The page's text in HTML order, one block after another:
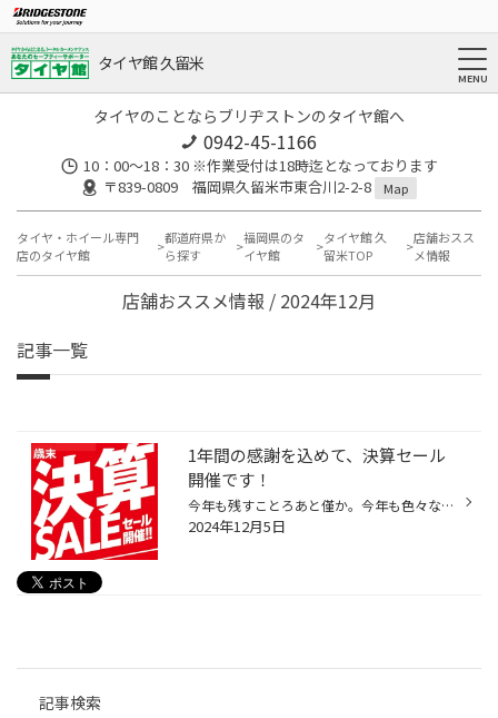
タイヤ館 久留米
タイヤのことならブリヂストンのタイヤ館へ
0942-45-1166
10：00～18：30 ※作業受付は18時迄となっております
〒839-0809 福岡県久留米市東合川2-2-8
Map
タイヤ・ホイール専門
店のタイヤ館
都道府県か
ら探す
福岡県のタ
イヤ館
タイヤ館 久
留米TOP
店舗おスス
メ情報
店舗おススメ情報 / 2024年12月
記事一覧
1年間の感謝を込めて、決算セール
開催です！
今年も残すことろあと僅か。今年も色々なことがありました。世間は相変わらず物価高が続き、物の値段がさらに上昇中。。。”ですが！”タイヤ館では1年間のご愛顧に感謝を”価格”に込めて、歳末決算セールを開催させて頂きます！タイヤは勿論！大人気新商品REGNO GR-XⅢをはじめ、冬タイヤの定番「BLIZZ...
2024年12月5日
記事検索